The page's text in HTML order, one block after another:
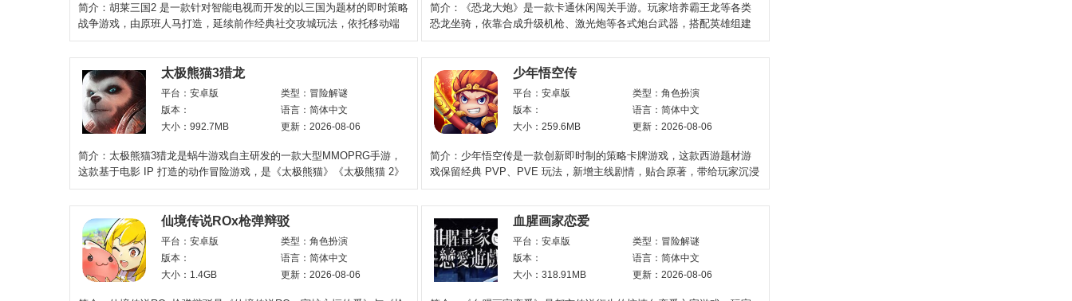
简介：胡莱三国2 是一款针对智能电视而开发的以三国为题材的即时策略
战争游戏，由原班人马打造，延续前作经典社交攻城玩法，依托移动端
呈现胡莱三国系列
简介：《恐龙大炮》是一款卡通休闲闯关手游。玩家培养霸王龙等各类
恐龙坐骑，依靠合成升级机枪、激光炮等各式炮台武器，搭配英雄组建
作战阵容。一路对
太极熊猫3猎龙
平台：安卓版
类型：冒险解谜
版本：
语言：简体中文
大小：992.7MB
更新：2026-08-06
简介：太极熊猫3猎龙是蜗牛游戏自主研发的一款大型MMOPRG手游，
这款基于电影 IP 打造的动作冒险游戏，是《太极熊猫》《太极熊猫 2》
的全新续作。它延
少年悟空传
平台：安卓版
类型：角色扮演
版本：
语言：简体中文
大小：259.6MB
更新：2026-08-06
简介：少年悟空传是一款创新即时制的策略卡牌游戏，这款西游题材游
戏保留经典 PVP、PVE 玩法，新增主线剧情，贴合原著，带给玩家沉浸
式西游冒险体验。玩家
仙境传说ROx枪弹辩驳
平台：安卓版
类型：角色扮演
版本：
语言：简体中文
大小：1.4GB
更新：2026-08-06
血腥画家恋爱
平台：安卓版
类型：冒险解谜
版本：
语言：简体中文
大小：318.91MB
更新：2026-08-06